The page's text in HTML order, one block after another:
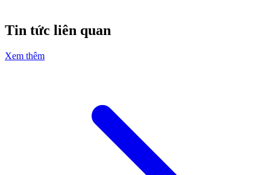
Tin tức liên quan
Xem thêm